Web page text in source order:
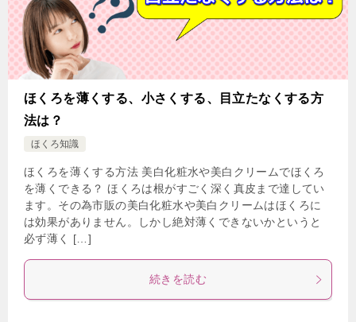
ほくろを薄くする、小さくする、目立たなくする方
法は？
ほくろ知識
ほくろを薄くする方法 美白化粧水や美白クリームでほくろ
を薄くできる？ ほくろは根がすごく深く真皮まで達してい
ます。その為市販の美白化粧水や美白クリームはほくろに
は効果がありません。しかし絶対薄くできないかというと
必ず薄く […]
続きを読む